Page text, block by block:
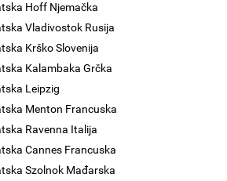
Hoff Njemačka
Vladivostok Rusija
Krško Slovenija
Kalambaka Grčka
Leipzig
Menton Francuska
Ravenna Italija
Cannes Francuska
Szolnok Mađarska